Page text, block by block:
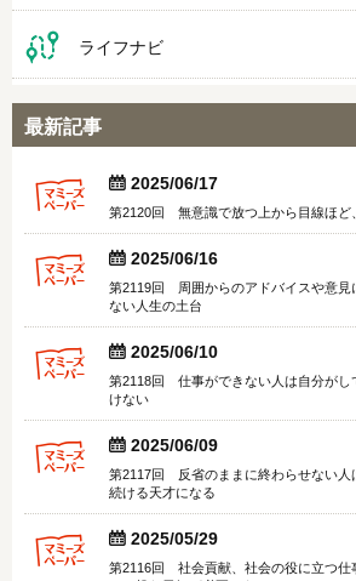
ライフナビ
最新記事
  2025/06/17
第2120回 無意識で放つ上から目線ほど
  2025/06/16
第2119回 周囲からのアドバイスや意見
ない人生の土台
  2025/06/10
第2118回 仕事ができない人は自分がし
けない
  2025/06/09
第2117回 反省のままに終わらせない人
続ける天才になる
  2025/05/29
第2116回 社会貢献、社会の役に立つ仕